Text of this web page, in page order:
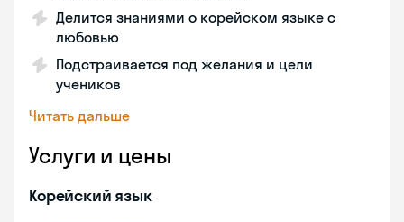
Делится знаниями о корейском языке с
любовью
Подстраивается под желания и цели
учеников
Читать дальше
Услуги и цены
Корейский язык